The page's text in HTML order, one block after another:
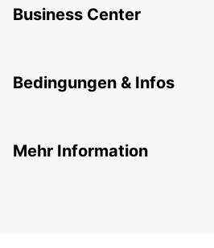
Business Center
Bedingungen & Infos
Mehr Information